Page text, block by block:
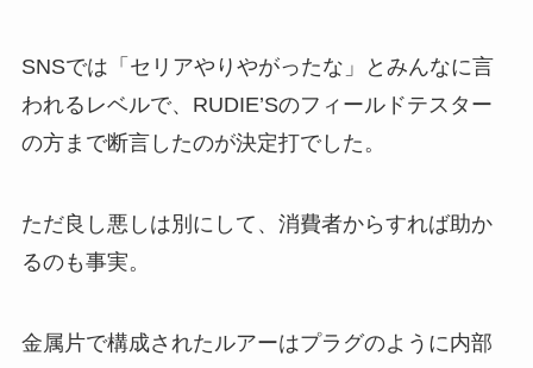
SNSでは「セリアやりやがったな」とみんなに言
われるレベルで、RUDIE’Sのフィールドテスター
の方まで断言したのが決定打でした。
ただ良し悪しは別にして、消費者からすれば助か
るのも事実。
金属片で構成されたルアーはプラグのように内部